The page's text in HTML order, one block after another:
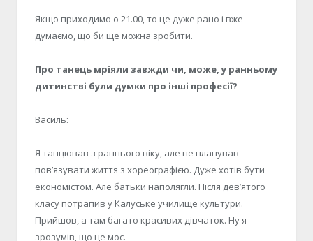
Якщо приходимо о 21.00, то це дуже рано і вже
думаємо, що би ще можна зробити.
Про танець мріяли завжди чи, може, у ранньому
дитинстві були думки про інші професії?
Василь:
Я танцював з раннього віку, але не планував
пов’язувати життя з хореографією. Дуже хотів бути
економістом. Але батьки наполягли. Після дев’ятого
класу потрапив у Калуське училище культури.
Прийшов, а там багато красивих дівчаток. Ну я
зрозумів, що це моє.